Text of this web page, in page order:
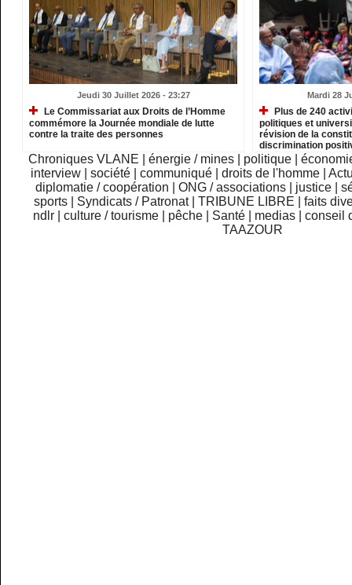
Jeudi 30 Juillet 2026 - 23:27
Le Commissariat aux Droits de l’Homme
commémore la Journée mondiale de lutte
contre la traite des personnes
Mardi 28
Plus de 240
politiques et
révision de la
discrimination
Haratines
Chroniques VLANE énergie / mines politique
interview
|société |communiqué |droits de l'homme |
diplomatie / coopération
ONG / associations justice
sports
Syndicats / Patronat TRIBUNE LIBRE
faits
ndlr
|culture / tourisme pêche Santé medias |conseil
TAAZOUR